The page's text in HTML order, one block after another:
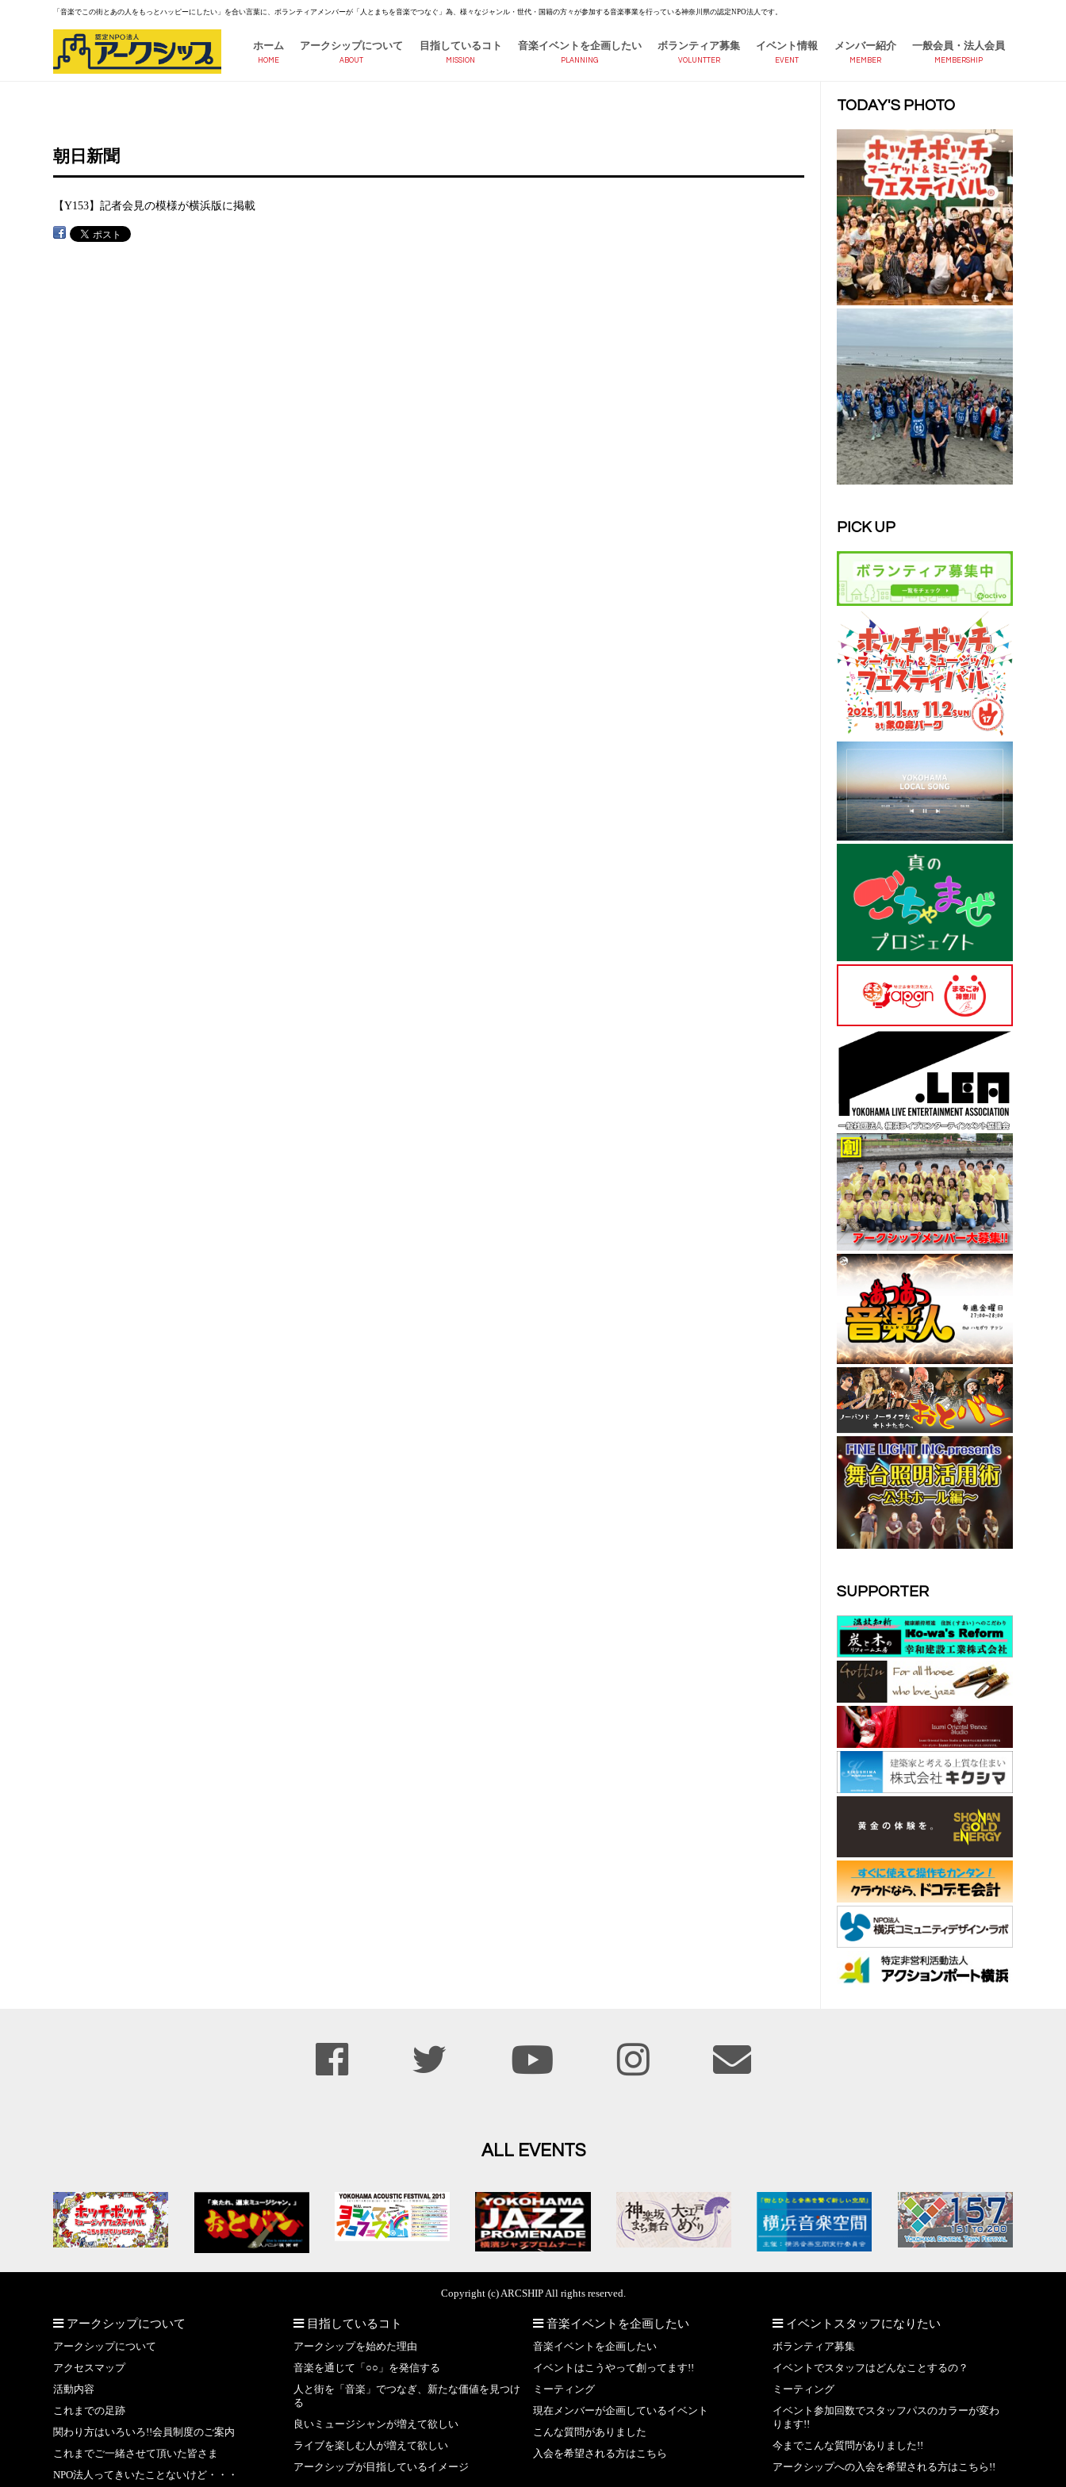
「音楽でこの街とあの人をもっとハッピーにしたい」を合い言葉に、ボランティアメンバーが「人とまちを音楽でつなぐ」為、様々なジャンル・世代・国籍の方々が参加する音楽事業を行っている神奈川県の認定NPO法人です。
ホーム
HOME
アークシップについて
ABOUT
目指しているコト
MISSION
音楽イベントを企画したい
PLANNING
ボランティア募集
VOLUNTTER
イベント情報
EVENT
メンバー紹介
MEMBER
一般会員・法人会員
MEMBERSHIP
朝日新聞
【Y153】記者会見の模様が横浜版に掲載
TODAY'S PHOTO
PICK UP
SUPPORTER
ALL EVENTS
Copyright (c) ARCSHIP All rights reserved.
アークシップについて
アークシップについて
アクセスマップ
活動内容
これまでの足跡
関わり方はいろいろ!!会員制度のご案内
これまでご一緒させて頂いた皆さま
NPO法人ってきいたことないけど・・・
目指しているコト
アークシップを始めた理由
音楽を通じて「○○」を発信する
人と街を「音楽」でつなぎ、新たな価値を見つけ
る
良いミュージシャンが増えて欲しい
ライブを楽しむ人が増えて欲しい
アークシップが目指しているイメージ
音楽イベントを企画したい
音楽イベントを企画したい
イベントはこうやって創ってます!!
ミーティング
現在メンバーが企画しているイベント
こんな質問がありました
入会を希望される方はこちら
イベントスタッフになりたい
ボランティア募集
イベントでスタッフはどんなことするの？
ミーティング
イベント参加回数でスタッフパスのカラーが変わ
ります!!
今までこんな質問がありました!!
アークシップへの入会を希望される方はこちら!!